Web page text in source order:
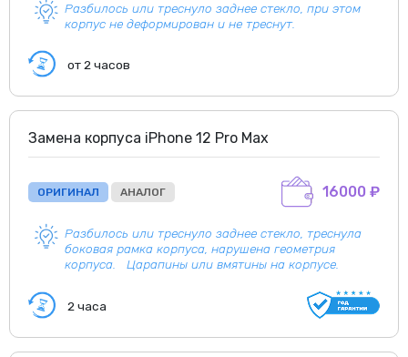
Разбилось или треснуло заднее стекло, при этом
корпус не деформирован и не треснут.
от 2 часов
Замена корпуса iPhone 12 Pro Max
16000 ₽
ОРИГИНАЛ АНАЛОГ
Разбилось или треснуло заднее стекло, треснула
боковая рамка корпуса, нарушена геометрия
корпуса. Царапины или вмятины на корпусе.
2 часа